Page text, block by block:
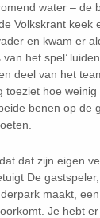
water – de
Volkskrant keek
en kwam er
het spel’
deel van het
toeziet hoe weinig
benen op de
dat zijn eigen
De
maakt,
Je hebt